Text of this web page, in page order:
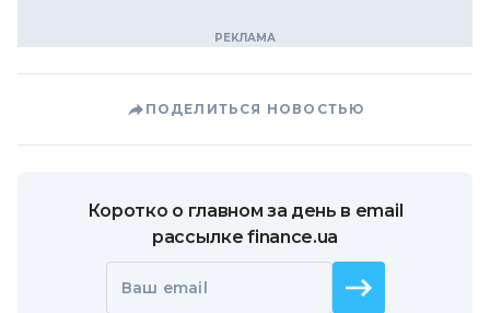
ПОДЕЛИТЬСЯ НОВОСТЬЮ
Коротко о главном за день в email
рассылке finance.ua
Ваш email